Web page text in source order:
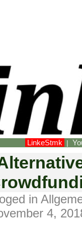
LinkeStmk |
in
4,